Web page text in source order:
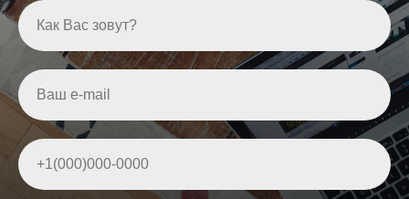
Как Вас зовут?
Ваш e-mail
+1(000)000-0000